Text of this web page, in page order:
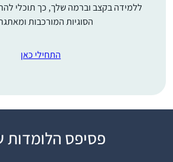
ללמידה בקצב וברמה שלך, כך תוכלי
הסוגיות המורכבות
התחילי כאן
פסיפס הלומדות
אחרי שחזרתי בתשובה